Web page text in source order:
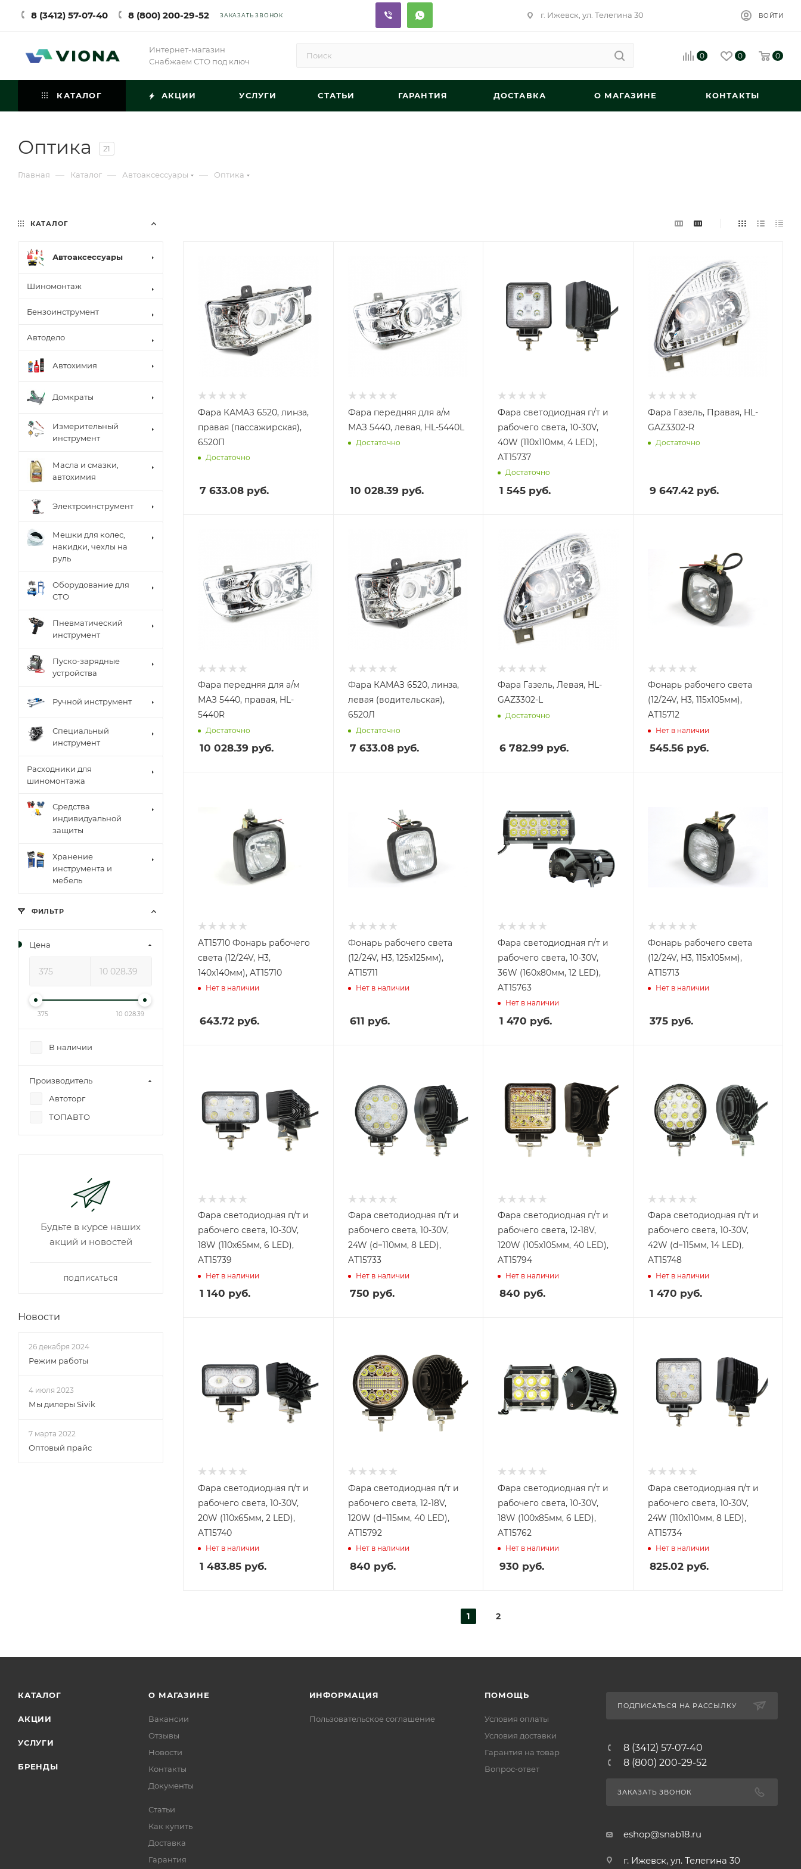
8 (3412) 57-07-40 8 (800) 200-29-52 ЗАКАЗАТЬ ЗВОНОК г. Ижевск, ул. Телегина 30 ВОЙТИ
Интернет-магазин
Снабжаем СТО под ключ
0 0 0
КАТАЛОГ АКЦИИ УСЛУГИ СТАТЬИ ГАРАНТИЯ ДОСТАВКА О МАГАЗИНЕ КОНТАКТЫ
Оптика 21
Главная — Каталог — Автоаксессуары — Оптика
Фара КАМАЗ 6520, линза,
правая (пассажирская),
6520П
Достаточно
7 633.08 руб.
Фара передняя для а/м
МАЗ 5440, левая, HL-5440L
Достаточно
10 028.39руб.
Фара светодиодная п/т и
рабочего света, 10-30V,
40W (110х110мм, 4 LED),
AT15737
Достаточно
1 545 руб.
Фара Газель, Правая, HL-
GAZ3302-R
Достаточно
9 647.42руб.
Фара передняя для а/м
МАЗ 5440, правая, HL-
5440R
Достаточно
10 028.39 руб.
Фара КАМАЗ 6520, линза,
левая (водительская),
6520Л
Достаточно
7 633.08руб.
Фара Газель, Левая, HL-
GAZ3302-L
Достаточно
6 782.99 руб.
Фонарь рабочего света
(12/24V, H3, 115х105мм),
AT15712
Нет в наличии
545.56руб.
AT15710 Фонарь рабочего
света (12/24V, H3,
140х140мм), АТ15710
Нет в наличии
643.72 руб.
Фонарь рабочего света
(12/24V, H3, 125х125мм),
AT15711
Нет в наличии
611 руб.
Фара светодиодная п/т и
рабочего света, 10-30V,
36W (160х80мм, 12 LED),
AT15763
Нет в наличии
1 470 руб.
Фонарь рабочего света
(12/24V, H3, 115х105мм),
AT15713
Нет в наличии
375руб.
Фара светодиодная п/т и
рабочего света, 10-30V,
18W (110х65мм, 6 LED),
AT15739
Нет в наличии
1 140 руб.
Фара светодиодная п/т и
рабочего света, 10-30V,
24W (d=110мм, 8 LED),
AT15733
Нет в наличии
750 руб.
Фара светодиодная п/т и
рабочего света, 12-18V,
120W (105x105мм, 40 LED),
AT15794
Нет в наличии
840 руб.
Фара светодиодная п/т и
рабочего света, 10-30V,
42W (d=115мм, 14 LED),
AT15748
Нет в наличии
1 470 руб.
Фара светодиодная п/т и
рабочего света, 10-30V,
20W (110х65мм, 2 LED),
AT15740
Нет в наличии
1 483.85 руб.
Фара светодиодная п/т и
рабочего света, 12-18V,
120W (d=115мм, 40 LED),
AT15792
Нет в наличии
840 руб.
Фара светодиодная п/т и
рабочего света, 10-30V,
18W (100х85мм, 6 LED),
AT15762
Нет в наличии
930 руб.
Фара светодиодная п/т и
рабочего света, 10-30V,
24W (110х110мм, 8 LED),
AT15734
Нет в наличии
825.02руб.
1 2
КАТАЛОГ
Автоаксессуары
Шиномонтаж
Бензоинструмент
Автодело
Автохимия
Домкраты
Измерительный
инструмент
Масла и смазки,
автохимия
Электроинструмент
Мешки для колес,
накидки, чехлы на
руль
Оборудование для
СТО
Пневматический
инструмент
Пуско-зарядные
устройства
Ручной инструмент
Специальный
инструмент
Расходники для
шиномонтажа
Средства
индивидуальной
защиты
Хранение
инструмента и
мебель
ФИЛЬТР
Цена
375 10 028.39
В наличии
Производитель
Автоторг
ТОПАВТО
Будьте в курсе наших
акций и новостей
ПОДПИСАТЬСЯ
Новости
26 декабря 2024
Режим работы
4 июля 2023
Мы дилеры Sivik
7 марта 2022
Оптовый прайс
КАТАЛОГ
АКЦИИ
УСЛУГИ
БРЕНДЫ
О МАГАЗИНЕ
Вакансии
Отзывы
Новости
Контакты
Документы
Статьи
Как купить
Доставка
Гарантия
ИНФОРМАЦИЯ
Пользовательское соглашение
ПОМОЩЬ
Условия оплаты
Условия доставки
Гарантия на товар
Вопрос-ответ
ПОДПИСАТЬСЯ НА РАССЫЛКУ
8 (3412) 57-07-40
8 (800) 200-29-52
ЗАКАЗАТЬ ЗВОНОК
eshop@snab18.ru
г. Ижевск, ул. Телегина 30